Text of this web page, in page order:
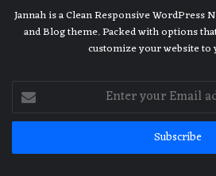
Jannah is a Clean Responsive WordPress
and Blog theme. Packed with options
customize your website to
Enter
your
Email